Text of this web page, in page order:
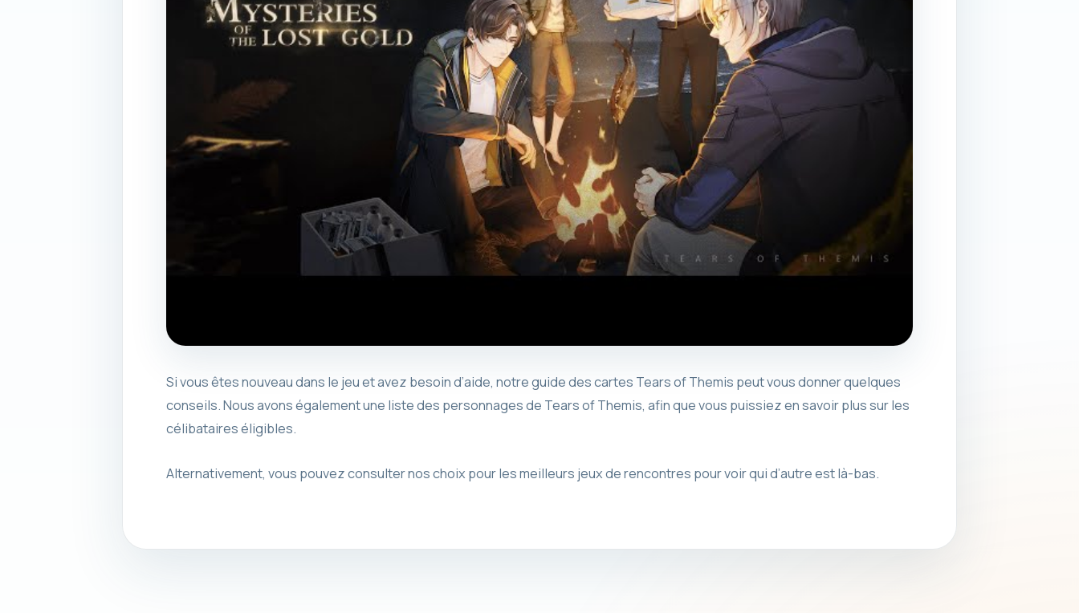
Si vous êtes nouveau dans le jeu et avez besoin d’aide, notre guide des cartes Tears of Themis peut vous donner quelques
conseils. Nous avons également une liste des personnages de Tears of Themis, afin que vous puissiez en savoir plus sur les
célibataires éligibles.
Alternativement, vous pouvez consulter nos choix pour les meilleurs jeux de rencontres pour voir qui d’autre est là-bas.